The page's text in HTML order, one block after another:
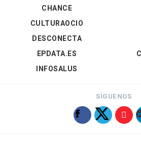
CHANCE
CULTURAOCIO
DESCONECTA
EPDATA.ES
INFOSALUS
SÍGUENOS